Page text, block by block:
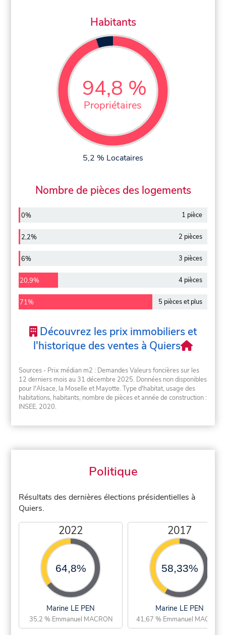
Habitants
94,8 %
Propriétaires
5,2 % Locataires
Nombre de pièces des logements
0% 1 pièce
2,2% 2 pièces
6% 3 pièces
20,9% 4 pièces
71% 5 pièces et plus
Découvrez les prix immobiliers et
l'historique des ventes à Quiers
Sources - Prix médian m2 : Demandes Valeurs foncières sur les
12 derniers mois au 31 décembre 2025. Données non disponibles
pour l'Alsace, la Moselle et Mayotte. Type d'habitat, usage des
habitations, habitants, nombre de pièces et année de construction :
INSEE, 2020.
Politique
Résultats des dernières élections présidentielles à
Quiers.
2022
64,8%
Marine LE PEN
35,2 % Emmanuel MACRON
2017
58,33%
Marine LE PEN
41,67 % Emmanuel MACRON